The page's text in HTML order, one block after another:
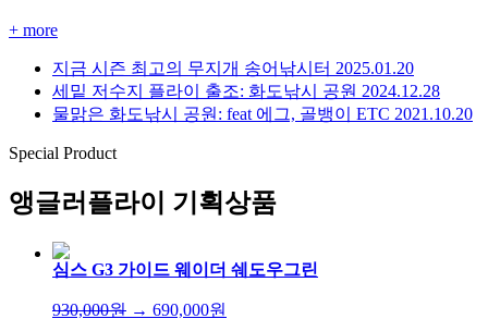
+ more
지금 시즌 최고의 무지개 송어낚시터 2025.01.20
세밑 저수지 플라이 출조: 화도낚시 공원 2024.12.28
물맑은 화도낚시 공원: feat 에그, 골뱅이 ETC 2021.10.20
Special Product
앵글러플라이 기획상품
심스 G3 가이드 웨이더 쉐도우그린
930,000원 → 690,000원